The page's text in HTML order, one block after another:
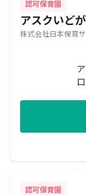
認可保育園
アスクいど
株式会社日本保育
認可保育園